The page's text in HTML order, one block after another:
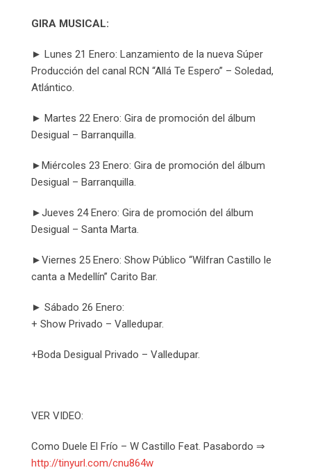
GIRA MUSICAL:
► Lunes 21 Enero: Lanzamiento de la nueva Súper
Producción del canal RCN “Allá Te Espero” – Soledad,
Atlántico.
► Martes 22 Enero: Gira de promoción del álbum
Desigual – Barranquilla.
►Miércoles 23 Enero: Gira de promoción del álbum
Desigual – Barranquilla.
►Jueves 24 Enero: Gira de promoción del álbum
Desigual – Santa Marta.
►Viernes 25 Enero: Show Público “Wilfran Castillo le
canta a Medellín” Carito Bar.
► Sábado 26 Enero:
+ Show Privado – Valledupar.
+Boda Desigual Privado – Valledupar.
VER VIDEO:
Como Duele El Frío – W Castillo Feat. Pasabordo ⇒
http://tinyurl.com/cnu864w